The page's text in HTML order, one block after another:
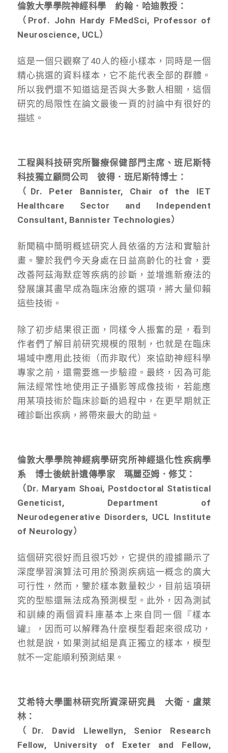
倫敦大學學院神經科學 約翰．哈迪教授：
（Prof. John Hardy FMedSci, Professor of
Neuroscience, UCL）
這是一個只觀察了40人的極小樣本，同時是一個
精心挑選的資料樣本，它不能代表全部的群體。
所以我們還不知道這是否與大多數人相關，這個
研究的局限性在論文最後一頁的討論中有很好的
描述。
工程與科技研究所醫療保健部門主席、班尼斯特
科技獨立顧問公司 彼得．班尼斯特博士：
（Dr. Peter Bannister, Chair of the IET
Healthcare Sector and Independent
Consultant, Bannister Technologies）
新聞稿中簡明概述研究人員依循的方法和實驗計
畫。鑒於我們今天身處在日益高齡化的社會，要
改善阿茲海默症等疾病的診斷，並增進新療法的
發展讓其盡早成為臨床治療的選項，將大量仰賴
這些技術。
除了初步結果很正面，同樣令人振奮的是，看到
作者們了解目前研究規模的限制，也就是在臨床
場域中應用此技術（而非取代）來協助神經科學
專家之前，還需要進一步驗證。最終，因為可能
無法經常性地使用正子攝影等成像技術，若能應
用某項技術於臨床診斷的過程中，在更早期就正
確診斷出疾病，將帶來最大的助益。
倫敦大學學院神經病學研究所神經退化性疾病學
系 博士後統計遺傳學家 瑪麗亞姆．修艾：
（Dr. Maryam Shoai, Postdoctoral Statistical
Geneticist, Department of
Neurodegenerative Disorders, UCL Institute
of Neurology）
這個研究很好而且很巧妙，它提供的證據顯示了
深度學習演算法可用於預測疾病這一概念的廣大
可行性，然而，鑒於樣本數量較少，目前這項研
究的型態還無法成為預測模型。此外，因為測試
和訓練的兩個資料庫基本上來自同一個『樣本
罐』，因而可以解釋為什麼模型看起來很成功，
也就是說，如果測試組是真正獨立的樣本，模型
就不一定能順利預測結果。
艾希特大學圖林研究所資深研究員 大衛．盧萊
林：
（Dr. David Llewellyn, Senior Research
Fellow, University of Exeter and Fellow,